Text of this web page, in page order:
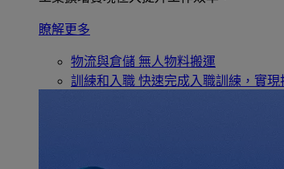
瞭解更多
物流與倉儲 無人物料搬運
訓練和入職 快速完成入職訓練，實現